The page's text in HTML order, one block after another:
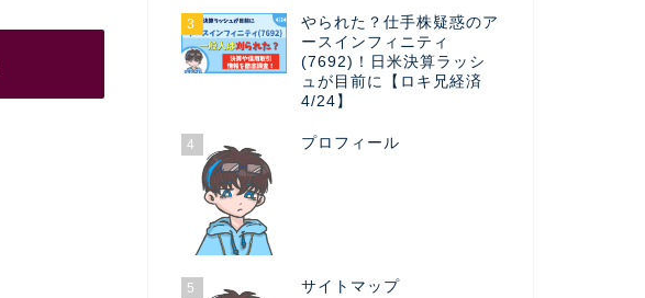
3
やられた？仕手株疑惑のア
ースインフィニティ
(7692)！日米決算ラッシ
ュが目前に【ロキ兄経済
4/24】
4 プロフィール
5 サイトマップ